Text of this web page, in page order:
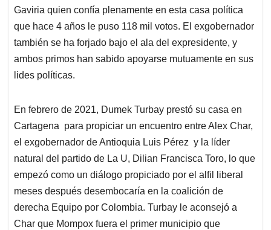
Gaviria quien confía plenamente en esta casa política
que hace 4 años le puso 118 mil votos. El exgobernador
también se ha forjado bajo el ala del expresidente, y
ambos primos han sabido apoyarse mutuamente en sus
lides políticas.
En febrero de 2021, Dumek Turbay prestó su casa en
Cartagena para propiciar un encuentro entre Alex Char,
el exgobernador de Antioquia Luis Pérez y la líder
natural del partido de La U, Dilian Francisca Toro, lo que
empezó como un diálogo propiciado por el alfil liberal
meses después desembocaría en la coalición de
derecha Equipo por Colombia. Turbay le aconsejó a
Char que Mompox fuera el primer municipio que